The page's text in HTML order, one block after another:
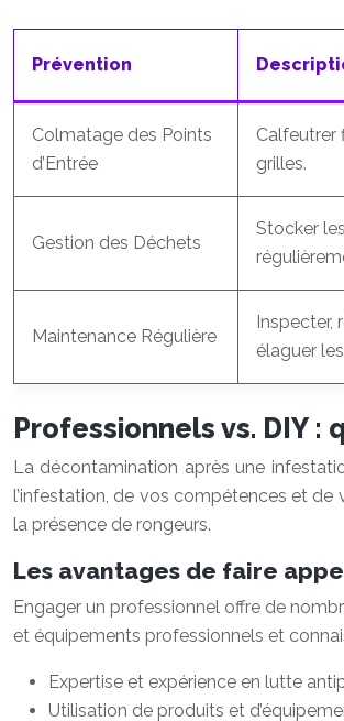
Prévention
Colmatage des Points
d’Entrée
Calfeutrer
grilles.
Gestion des Déchets
Stocker
Maintenance Régulière
Inspecter,
élaguer
Professionnels vs. DIY
La décontamination après une
l’infestation, de vos compétences et
la présence de rongeurs.
Les avantages de faire
Engager un professionnel offre de
et équipements professionnels et
Expertise et expérience en lutte
Utilisation de produits et